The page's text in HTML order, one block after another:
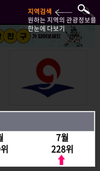
7월
228위
7월
228위
지역검색
원하는 지역의 관광정보를
한눈에 다보기